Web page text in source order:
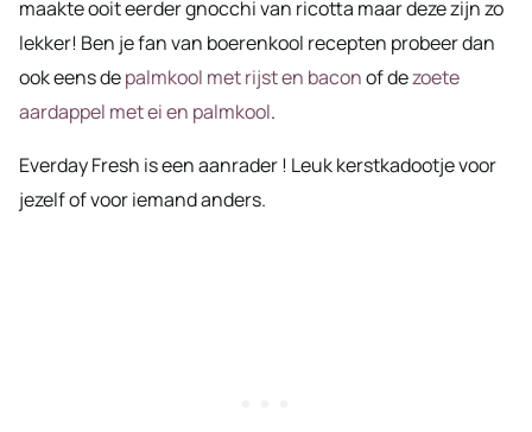
maakte ooit eerder gnocchi van ricotta maar deze zijn zo
lekker! Ben je fan van boerenkool recepten probeer dan
ook eens depalmkool met rijst en baconof dezoete
aardappel met ei en palmkool.
Everday Fresh is een aanrader ! Leuk kerstkadootje voor
jezelf of voor iemand anders.